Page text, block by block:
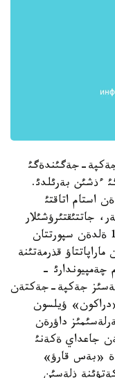
جةكپة-جةگئندةگئ
ءذشئن بةرئلدئ.
«وسكار» مةرةكةسئنة 1200 دةن استام اتاقتئ
جاتتئقتئرؤشئلار
مةن كاسكادةرلةر باس قوسقان جيئنعا 16 ةلدةن سپورتتان
قذرمةتئنة
چةمپيوندارئ -
جةكپة-جةكتةن
ؤيلسون
داؤرةن
جاعداي ةكةنئ
ةلئمئزدة «بةس قارؤ»